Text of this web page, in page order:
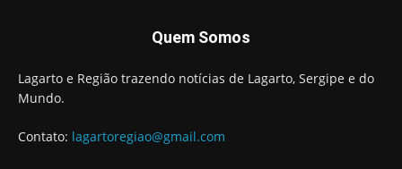
Quem Somos
Lagarto e Região trazendo notícias de Lagarto, Sergipe e do
Mundo.
Contato: lagartoregiao@gmail.com